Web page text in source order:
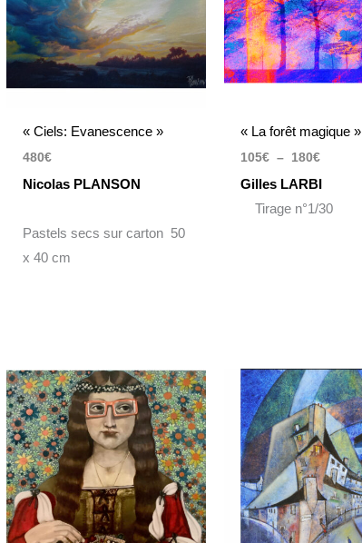
« Ciels: Evanescence »
480€
Nicolas PLANSON
Pastels secs sur carton 50
x 40 cm
« La forêt magique »
105€ – 180€
Gilles LARBI
Tirage n°1/30